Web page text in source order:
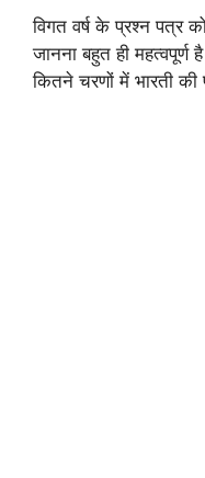
विगत वर्ष के प्रश्न पत्र
जानना बहुत ही
कितने चरणों में भारती की